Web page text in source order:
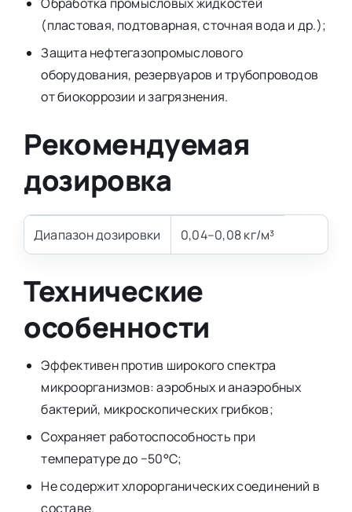
(пластовая, подтоварная, сточная вода и др.);
Защита нефтегазопромыслового
оборудования, резервуаров и трубопроводов
от биокоррозии и загрязнения.
Рекомендуемая
дозировка
Диапазон дозировки 0,04–0,08 кг/м³
Технические
особенности
Эффективен против широкого спектра
микроорганизмов: аэробных и анаэробных
бактерий, микроскопических грибков;
Сохраняет работоспособность при
температуре до −50°С;
Не содержит хлорорганических соединений в
составе.